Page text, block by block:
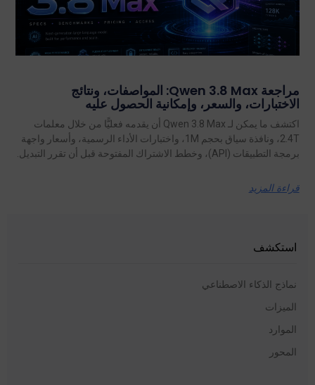
مراجعة Qwen 3.8 Max: المواصفات، ونتائج
الاختبارات، والسعر، وإمكانية الحصول عليه
اكتشف ما يمكن لـ Qwen 3.8 Max أن يقدمه فعليًّا من خلال معلمات
2.4T، ونافذة سياق بحجم 1M، واختبارات الأداء الرسمية، وأسعار واجهة
برمجة التطبيقات (API)، وخطط الاشتراك المفتوحة قبل أن تقرر التبديل.
قراءة المزيد
استكشف
نماذج الذكاء الاصطناعي
الميزات
الموارد
المحور